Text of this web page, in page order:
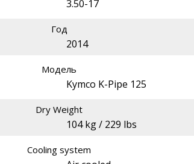
3.50-17
Год
2014
Модель
Kymco K-Pipe 125
Dry Weight
104 kg / 229 lbs
Cooling system